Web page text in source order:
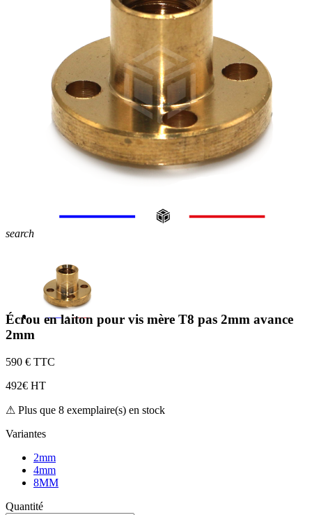
search
Écrou en laiton pour vis mère T8 pas 2mm avance
2mm
590 € TTC
492€ HT
⚠ Plus que 8 exemplaire(s) en stock
Variantes
2mm
4mm
8MM
Quantité